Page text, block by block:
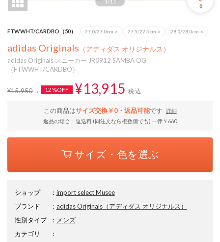
0
FTWWHT/CARDBO（50） 27.0/27.0cm × 27.5/27.5cm × 28.0/28.0cm ×
adidas Originals （アディダス オリジナルス）
adidas Originals スニーカー JR0912 SAMBA OG
（FTWWHT/CARDBO）
¥15,950 12%OFF ¥13,915 税込
この商品はサイズ交換￥0・返品可能です
詳細
返品の場合：返送料 (同注文なら複数個でも) 一律￥660
サイズ・色を選ぶ
ショップ ： import select Musee
ブランド
： adidas Originals（アディダス オリジナルス）
性別タイプ
： メンズ
カテゴリ
：